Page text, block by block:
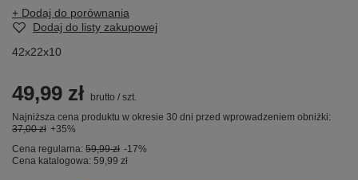
+ Dodaj do porównania
Dodaj do listy zakupowej
42x22x10
49,99 zł brutto / szt.
Najniższa cena produktu w okresie 30 dni przed wprowadzeniem obniżki:
37,00 zł +35%
Cena regularna: 59,99 zł -17%
Cena katalogowa: 59,99 zł